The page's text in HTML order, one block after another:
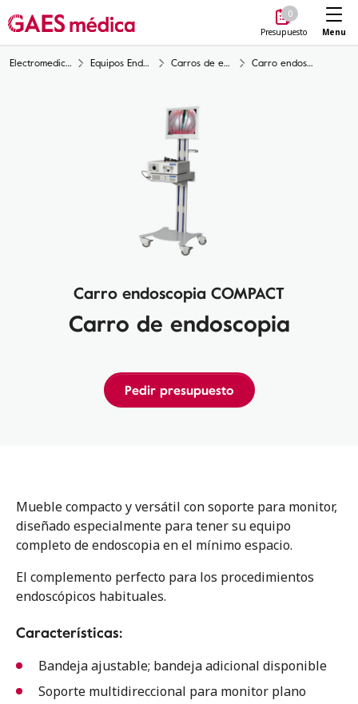
0
Presupuesto Menu
Electromedicina Equipos Endoscopia Carros de endoscopia Carro endoscopia COMPACT
Carro endoscopia COMPACT
Carro de endoscopia
Pedir presupuesto
Mueble compacto y versátil con soporte para monitor,
diseñado especialmente para tener su equipo
completo de endoscopia en el mínimo espacio.
El complemento perfecto para los procedimientos
endoscópicos habituales.
Características:
Bandeja ajustable; bandeja adicional disponible
Soporte multidireccional para monitor plano